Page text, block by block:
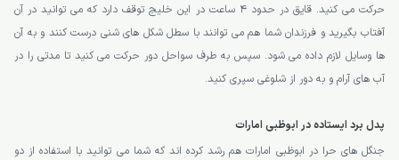
حرکت می کنید. قایق در حدود 4 ساعت در این خلیج توقف دارد که می توانید در آن
آفتاب بگیرید و فرزندان شما هم می توانند با سطل شکل های شنی درست کنند و به آن
ها وسایل لازم داده می شود. سپس به طرف سواحل دور حرکت می کنید تا مدتی را در
آب های آرام و به دور از شلوغی سپری کنید.
پدل برد ایستاده در ابوظبی امارات
جنگل های حرا در ابوظبی امارات هم رشد کرده اند که شما می توانید با استفاده از دو